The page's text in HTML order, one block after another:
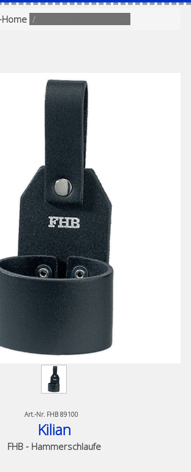
Home
Art.-Nr. FHB 89100
Kilian
FHB - Hammerschlaufe